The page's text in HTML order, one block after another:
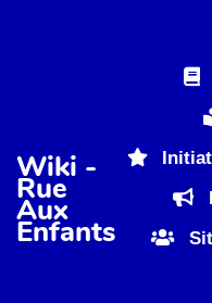
Aller au contenu
Wiki -
Rue
Aux
Enfants